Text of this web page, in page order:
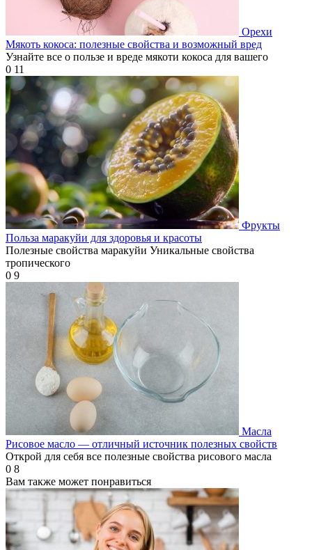
Орехи
Мякоть кокоса: полезные свойства и возможный вред
Узнайте все о пользе и вреде мякоти кокоса для вашего
0 11
Фрукты
Польза маракуйи для здоровья и красоты
Полезные свойства маракуйи Уникальные свойства
тропического
0 9
Масла
Рисовое масло — отличный источник полезных свойств
Открой для себя все полезные свойства рисового масла
0 8
Вам также может понравиться